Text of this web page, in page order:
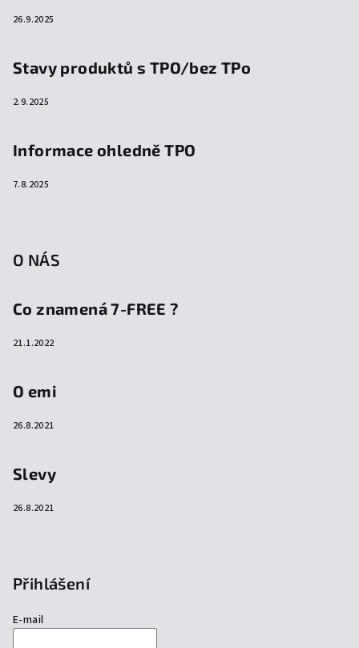
26.9.2025
Stavy produktů s TPO/bez TPo
2.9.2025
Informace ohledně TPO
7.8.2025
O NÁS
Co znamená 7-FREE ?
21.1.2022
O emi
26.8.2021
Slevy
26.8.2021
Přihlášení
E-mail